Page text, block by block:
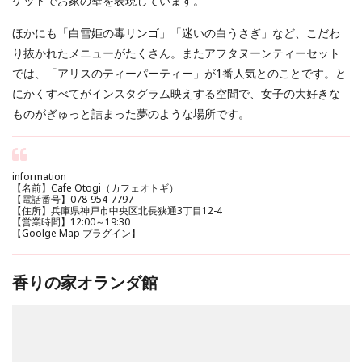
ほかにも「白雪姫の毒リンゴ」「迷いの白うさぎ」など、こだわ
り抜かれたメニューがたくさん。またアフタヌーンティーセット
では、「アリスのティーパーティー」が1番人気とのことです。と
にかくすべてがインスタグラム映えする空間で、女子の大好きな
ものがぎゅっと詰まった夢のような場所です。
information
【名前】Cafe Otogi（カフェオトギ）
【電話番号】078-954-7797
【住所】兵庫県神戸市中央区北長狭通3丁目12-4
【営業時間】12:00～19:30
【Goolge Map プラグイン】
香りの家オランダ館